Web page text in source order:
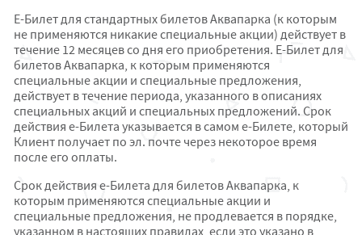
E-Билет для стандартных билетов Аквапарка (к которым
не применяются никакие специальные акции) действует в
течение 12 месяцев со дня его приобретения. E-Билет для
билетов Аквапарка, к которым применяются
специальные акции и специальные предложения,
действует в течение периода, указанного в описаниях
специальных акций и специальных предложений. Срок
действия е-Билета указывается в самом е-Билете, который
Клиент получает по эл. почте через некоторое время
после его оплаты.
Срок действия е-Билета для билетов Аквапарка, к
которым применяются специальные акции и
специальные предложения, не продлевается в порядке,
указанном в настоящих правилах, если это указано в